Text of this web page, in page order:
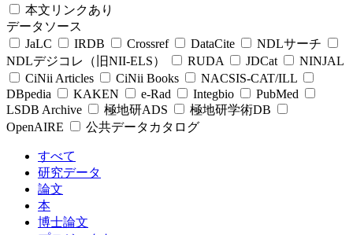
本文リンクあり
データソース
JaLC
IRDB Crossref DataCite
NDLサーチ
NDLデジコレ（旧NII-ELS）
RUDA JDCat
NINJAL
CiNii Articles
CiNii Books
NACSIS-CAT/ILL
DBpedia
KAKEN e-Rad Integbio
PubMed
LSDB Archive
極地研ADS
極地研学術DB
OpenAIRE
公共データカタログ
すべて
研究データ
論文
本
博士論文